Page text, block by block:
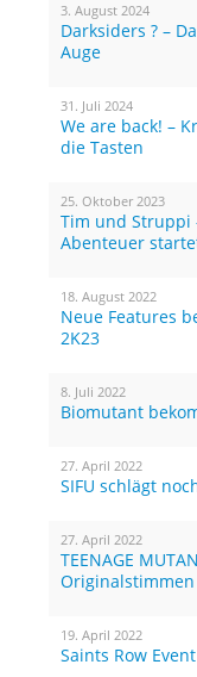
3. August 2024
Darksiders ? –
Auge
31. Juli 2024
We are back! –
die Tasten
25. Oktober 2023
Tim und Struppi
Abenteuer
18. August 2022
Neue Features
2K23
8. Juli 2022
Biomutant
27. April 2022
SIFU schlägt
27. April 2022
TEENAGE
Originalstimmen
19. April 2022
Saints Row